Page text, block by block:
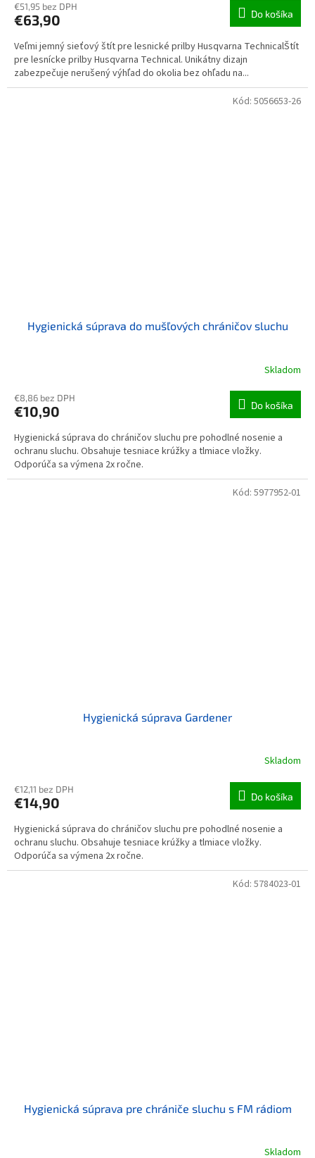
€51,95 bez DPH
€63,90 Do košíka
Veľmi jemný sieťový štít pre lesnické prilby Husqvarna TechnicalŠtít
pre lesnícke prilby Husqvarna Technical. Unikátny dizajn
zabezpečuje nerušený výhľad do okolia bez ohľadu na...
Hygienická súprava do mušľových chráničov sluchu
Skladom
€8,86 bez DPH
€10,90 Do košíka
Hygienická súprava do chráničov sluchu pre pohodlné nosenie a
ochranu sluchu. Obsahuje tesniace krúžky a tlmiace vložky.
Odporúča sa výmena 2x ročne.
Kód: 5056653-26
Hygienická súprava Gardener
Skladom
€12,11 bez DPH
€14,90 Do košíka
Hygienická súprava do chráničov sluchu pre pohodlné nosenie a
ochranu sluchu. Obsahuje tesniace krúžky a tlmiace vložky.
Odporúča sa výmena 2x ročne.
Kód: 5977952-01
Hygienická súprava pre chrániče sluchu s FM rádiom
Skladom
Kód: 5784023-01